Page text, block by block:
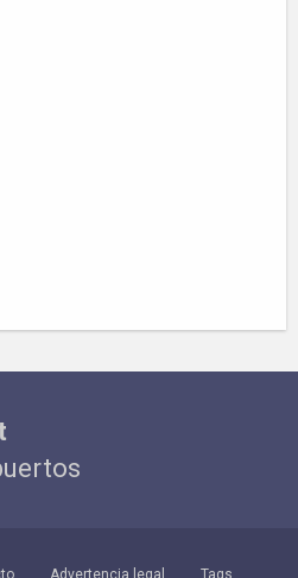
Advertencia legal Tags